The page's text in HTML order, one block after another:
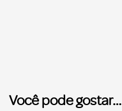
Você pode gostar...